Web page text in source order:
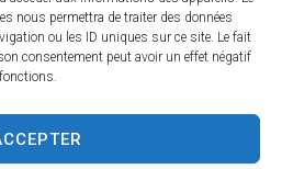
nous permettra de traiter des données
ou les ID uniques sur ce site. Le fait
consentement peut avoir un effet négatif